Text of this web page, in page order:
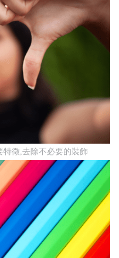
徵,去除不必要的裝飾